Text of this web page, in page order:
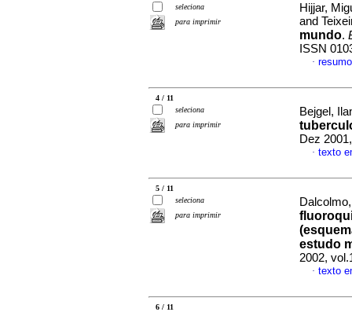
seleciona
para imprimir
Hijjar,
and
mundo.
ISSN
·
4 / 11
seleciona
para imprimir
Bejgel,
Dez
· texto
5 / 11
seleciona
para imprimir
estudo
2002,
· texto
6 / 11